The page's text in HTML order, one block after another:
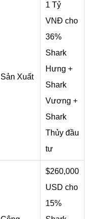
Sản Xuất
1 Tỷ
VNĐ cho
36%
Shark
Hưng +
Shark
Vương +
Shark
Thủy đầu
tư
$260,000
USD cho
15%